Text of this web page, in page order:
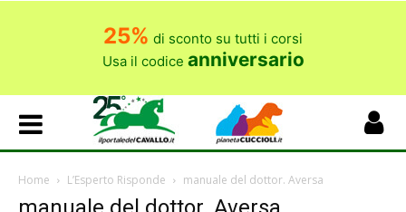
25% di sconto su tutti i corsi
Usa il codice anniversario
Home L’Esperto Risponde manuale del dottor. Aversa